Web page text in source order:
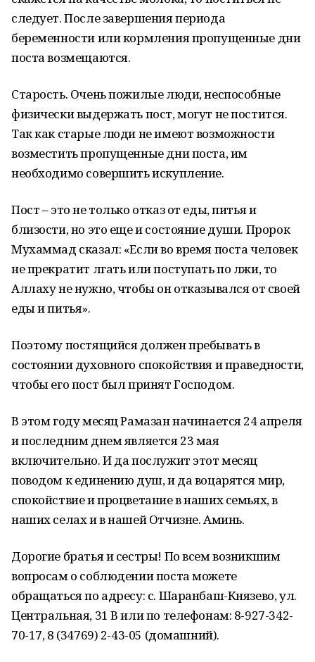
следует. После завершения периода
беременности или кормления пропущенные дни
поста возмещаются.
Старость. Очень пожилые люди, неспособные
физически выдержать пост, могут не постится.
Так как старые люди не имеют возможности
возместить пропущенные дни поста, им
необходимо совершить искупление.
Пост – это не только отказ от еды, питья и
близости, но это еще и состояние души. Пророк
Мухаммад сказал: «Если во время поста человек
не прекратит лгать или поступать по лжи, то
Аллаху не нужно, чтобы он отказывался от своей
еды и питья».
Поэтому постящийся должен пребывать в
состоянии духовного спокойствия и праведности,
чтобы его пост был принят Господом.
В этом году месяц Рамазан начинается 24 апреля
и последним днем является 23 мая
включительно. И да послужит этот месяц
поводом к единению душ, и да воцарятся мир,
спокойствие и процветание в наших семьях, в
наших селах и в нашей Отчизне. Аминь.
Дорогие братья и сестры! По всем возникшим
вопросам о соблюдении поста можете
обращаться по адресу: с. Шаранбаш-Князево, ул.
Центральная, 31 В или по телефонам: 8-927-342-
70-17, 8 (34769) 2-43-05 (домашний).